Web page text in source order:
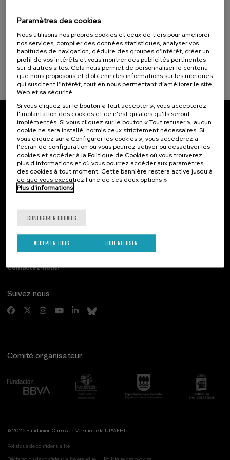
...
À PARTIR DE 25 €
Dernières
places
Gratuit
Date
passée
Liste
d'attente
Période
d'inscription
terminée
Abonnez-vous à notre bulletin
Inscrivez-vous pour être le premier à recevoir les
actualités de l'UIK.
S'abonner
Palacio Miramar
20007 Donostia / San Sebastián
Contactez-nous!
Suivez-nous
Comité organisateur
© 2026 Fundación Cursos de Verano de la UPV/EHU
Politique de confidentialité
Paramètres des cookies
Nous utilisons nos propres cookies et ceux de tiers pour améliorer
nos services, compiler des données statistiques, analyser vos
habitudes de navigation, déduire des groupes d’intérêt, créer un
profil de vos intérêts et vous montrer des publicités pertinentes
sur d’autres sites. Cela nous permet de personnaliser le contenu
que nous proposons et d’obtenir des informations sur les rubriques
qui suscitent l’intérêt, tout en nous permettant d’améliorer le site
Web et sa sécurité.
Si vous cliquez sur le bouton « Tout accepter », vous accepterez
l'implantation des cookies et ce n'est qu'alors qu'ils seront
implémentés. Si vous cliquez sur le bouton « Tout refuser », aucun
cookie ne sera installé, hormis ceux strictement nécessaires. Si
vous cliquez sur « Configurer les cookies », vous accéderez à
l'écran de configuration où vous pourrez activer ou désactiver les
cookies et accéder à la Politique de Cookies où vous trouverez
plus d'informations et où vous pourrez accéder aux paramètres
des cookies à tout moment. Cette bannière restera active jusqu'à
ce que vous exécutiez l'une de ces deux options »
Plus d'informations
CONFIGURER COOKIES
TOUT REFUSER
ACCEPTER TOUS